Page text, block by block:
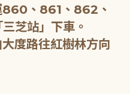
860、861、862、
芝站」下車。
度路往紅樹林方向